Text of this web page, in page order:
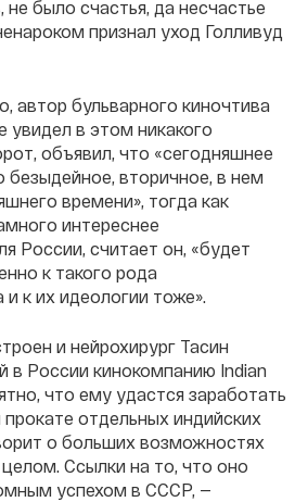
не было счастья, да несчастье
признал уход Голливуд
автор бульварного киночтива
увидел в этом никакого
объявил, что «сегодняшнее
безыдейное, вторичное, в нем
времени», тогда как
интереснее
России, считает он, «будет
к такого рода
к их идеологии тоже».
и нейрохирург Тасин
в России кинокомпанию Indian
что ему удастся заработать
отдельных индийских
о больших возможностях
Ссылки на то, что оно
успехом в СССР, —